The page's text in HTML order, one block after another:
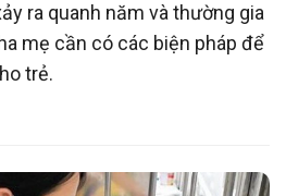
ra quanh năm và thường gia
mẹ cần có các biện pháp để
trẻ.